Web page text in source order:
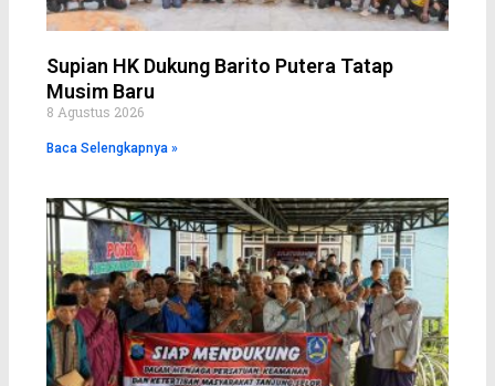
Supian HK Dukung Barito Putera Tatap
Musim Baru
8 Agustus 2026
Baca Selengkapnya »